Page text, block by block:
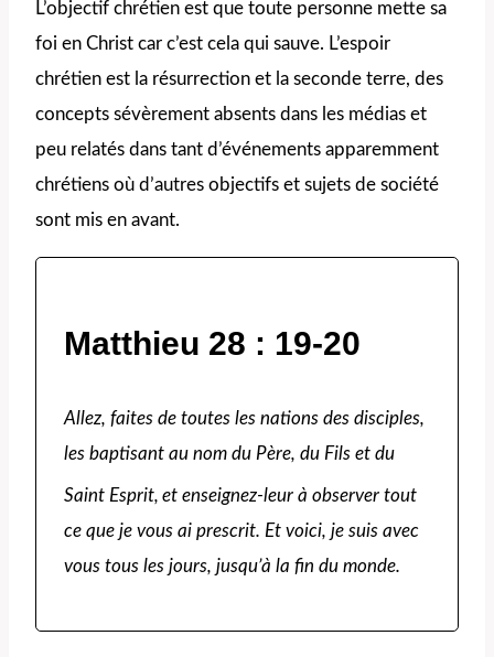
L’objectif chrétien est que toute personne mette sa
foi en Christ car c’est cela qui sauve. L’espoir
chrétien est la résurrection et la seconde terre, des
concepts sévèrement absents dans les médias et
peu relatés dans tant d’événements apparemment
chrétiens où d’autres objectifs et sujets de société
sont mis en avant.
Matthieu 28 : 19-20
Allez, faites de toutes les nations des disciples,
les baptisant au nom du Père, du Fils et du
Saint Esprit, et enseignez-leur à observer tout
ce que je vous ai prescrit. Et voici, je suis avec
vous tous les jours, jusqu’à la fin du monde.